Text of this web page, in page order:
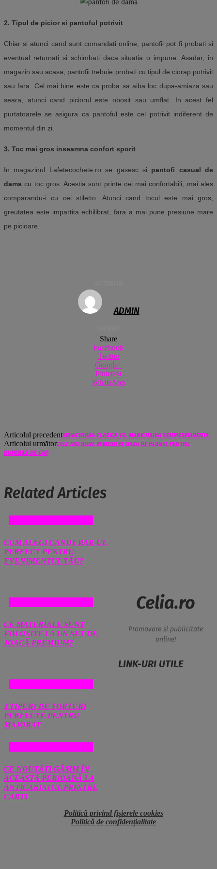
2. Tipul de picior si pantoful potrivit
Chiar si atunci cand sunt comandati online, pantofii pot fi probati si
eventual returnati si schimbati daca situatia o impune. Asadar, in
magazin sau acasa, pantofii trebuie probati cu tipul de ciorap potrivit
sau fara. Cel mai bine este ca proba sa aiba loc dupa-amiaza sau
seara, atunci cand piciorul este obosit sau umflat. In acest fel
purtatoarele se asigura ca pantoful este cel potrivit indiferent de
momentul din zi.
3. Toc mai gros inseamna confort sporit
In magazinul Lafetecochete.rose gasescsi
pantofi casual de
dama cu toc gros. Acestia sunt printe cei mai confortabili, mai ales
comparandu-i cu cei stiletto. Atunci cand tocul este mai gros,
greutatea este impartita echilibrat, fara a mai pune presiune mare
pe picioare.
ADMIN
Share
Facebook
Twitter
Google+
Pinterest
WhatsApp
Articolul precedentMANICHIURA CLASICA VS. MANICHIURA SEMIPERMANENTA
Articolul următorCELE MAI BUNE REMEDII PE BAZA DE PLANTE PENTRU
DURERILE DE CAP
Related Articles
CUM ALEGI CANDY BAR-UL
PERFECT PENTRU
EVENIMENTUL TĂU?
CE MATERIALE SUNT
FOLOSITE LA UN SET DE
JOACĂ PREMIUM?
3 TIPURI DE TORTURI
PERFECTE PENTRU
MAJORAT
CE NOUTĂȚI GĂSIM ÎN
ACEASTĂ PERIOADĂ LA
ANTICARIATUL PRINTRE
CARTI
Celia.ro
Promovare si publicitate
online!
LINK-URI UTILE
Politică privind fișierele cookies
Politică de confidențialitate